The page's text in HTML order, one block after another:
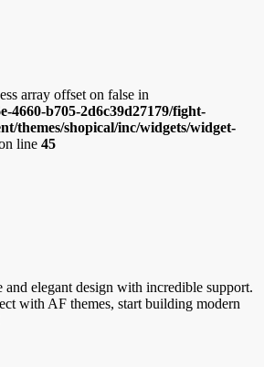
array offset on false in
4660-b705-2d6c39d27179/fight-
themes/shopical/inc/widgets/widget-
line 45
and elegant design with incredible support.
with AF themes, start building modern